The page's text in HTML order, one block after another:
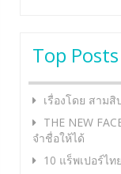
Top Posts
เรื่องโดย สามสิ
THE NEW
จำชื่อให้ได้
10 แร็พเปอร์ไ